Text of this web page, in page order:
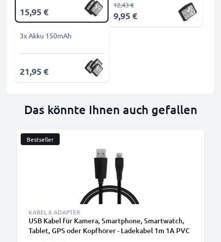
15,95 € 9,95 €
12,43 €
3x Akku 150mAh
21,95 €
Das könnte Ihnen auch gefallen
Bestseller
KABEL & ADAPTER
USB Kabel für Kamera, Smartphone, Smartwatch,
Tablet, GPS oder Kopfhörer - Ladekabel 1m 1A PVC